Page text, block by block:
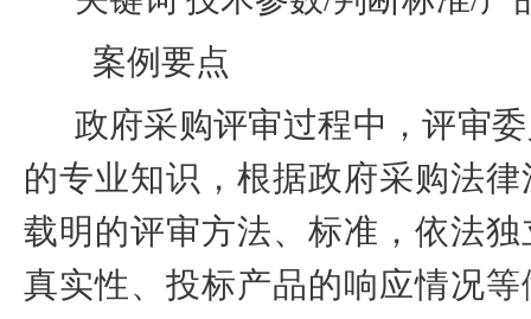
案例要点
政府采购评审过程中，评审
的专业知识，根据政府采购法
载明的评审方法、标准，依法
真实性、投标产品的响应情况